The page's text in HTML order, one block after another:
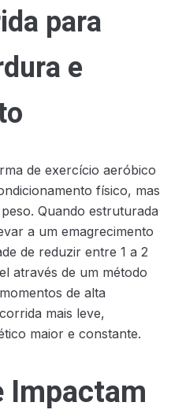
para
e
de exercício aeróbico
físico, mas
Quando estruturada
a um emagrecimento
de reduzir entre 1 a 2
através de um método
de alta
mais leve,
maior e constante.
Impactam